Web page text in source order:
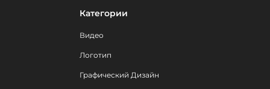
Категории
Видео
Логотип
Графический Дизайн